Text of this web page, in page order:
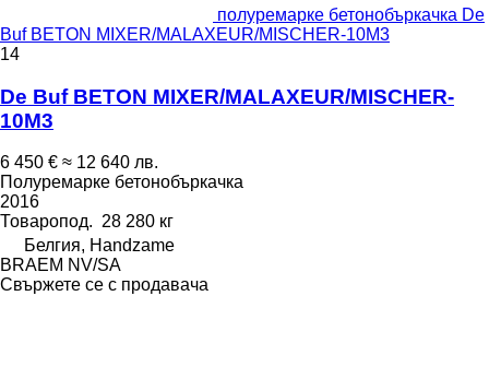
полуремарке бетонобъркачка De
Buf BETON MIXER/MALAXEUR/MISCHER-10M3
14
De Buf BETON MIXER/MALAXEUR/MISCHER-
10M3
6 450 € ≈ 12 640 лв.
Полуремарке бетонобъркачка
2016
Товаропод. 28 280 кг
Белгия, Handzame
BRAEM NV/SA
Свържете се с продавача